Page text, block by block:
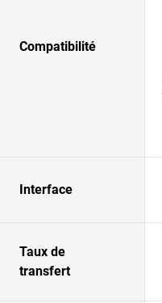
Compatibilité
Interface
Taux de
transfert